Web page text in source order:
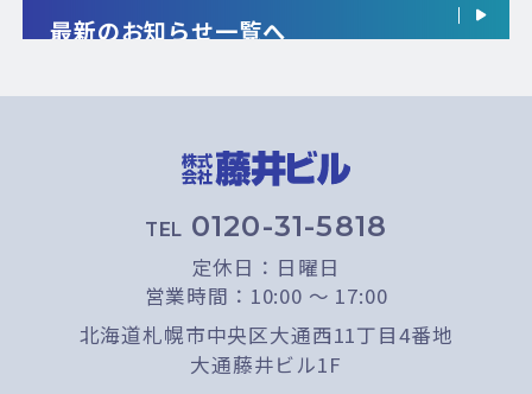
最新のお知らせ一覧へ
TEL 0120-31-5818
定休日：日曜日
営業時間：10:00 〜 17:00
北海道札幌市中央区大通西11丁目4番地
大通藤井ビル1F